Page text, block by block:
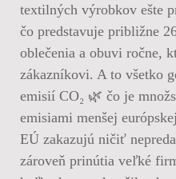
textilných výrobkov ešte
čo predstavuje približne
oblečenia a obuvi ročne,
zákazníkovi. A to všetko
emisií CO₂ 🌿 čo je
emisiami menšej
EÚ zakazujú ničiť
zároveň prinútia veľké